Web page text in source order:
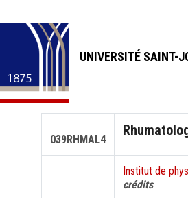
INSTITUTIONS
ADMISSION
RECHERCHE
INTERNATIONAL
UNIVERSITÉ SAINT-
039RHMAL4
Institut de
crédits